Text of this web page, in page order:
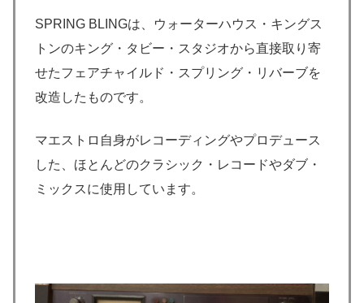
SPRING BLINGは、ウォーターハウス・キングス
トンのキング・タビー・スタジオから直接取り寄
せたフェアチャイルド・スプリング・リバーブを
改造したものです。
マエストロ自身がレコーディングやプロデュース
した、ほとんどのクラシック・レコードやダブ・
ミックスに使用しています。